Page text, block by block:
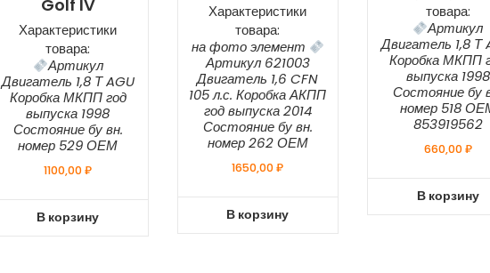
Golf IV
Характеристики
товара:
Артикул
Двигатель 1,8 Т AGU
Коробка МКПП год
выпуска 1998
Состояние бу вн.
номер 529 ОЕМ
1100,00₽
В корзину
Характеристики
товара:
на фото элемент
Артикул 621003
Двигатель 1,6 CFN
105 л.с. Коробка АКПП
год выпуска 2014
Состояние бу вн.
номер 262 ОЕМ
1650,00₽
В корзину
товара:
Артикул
Двигатель 1,8 Т
Коробка МКПП
выпуска 1998
Состояние бу
номер 518
853919562
660,00₽
В корзину